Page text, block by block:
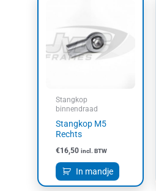
Stangkop
binnendraad
Stangkop M5
Rechts
€16,50 incl. BTW
In mandje